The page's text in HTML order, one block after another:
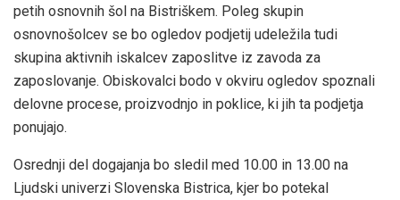
petih osnovnih šol na Bistriškem. Poleg skupin
osnovnošolcev se bo ogledov podjetij udeležila tudi
skupina aktivnih iskalcev zaposlitve iz zavoda za
zaposlovanje. Obiskovalci bodo v okviru ogledov spoznali
delovne procese, proizvodnjo in poklice, ki jih ta podjetja
ponujajo.
Osrednji del dogajanja bo sledil med 10.00 in 13.00 na
Ljudski univerzi Slovenska Bistrica, kjer bo potekal